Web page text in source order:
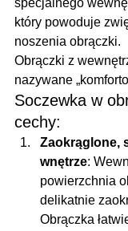
specjalnego
który powoduje
noszenia obrączki.
Obrączki z
nazywane
Soczewka w
cechy:
Zaokrąglone,
wnętrze:
powierzchnia
delikatnie
Obrączka